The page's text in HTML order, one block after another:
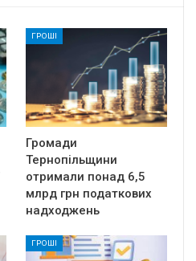
ГРОШІ
Громади
Тернопільщини
отримали понад 6,5
млрд грн податкових
надходжень
ГРОШІ